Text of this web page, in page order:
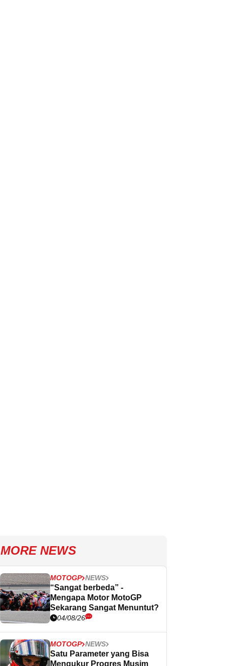
MORE NEWS
MOTOGP NEWS
“Sangat berbeda” -
Mengapa Motor MotoGP
Sekarang Sangat Menuntut?
04/08/26
MOTOGP NEWS
Satu Parameter yang Bisa
Mengukur Progres Musim